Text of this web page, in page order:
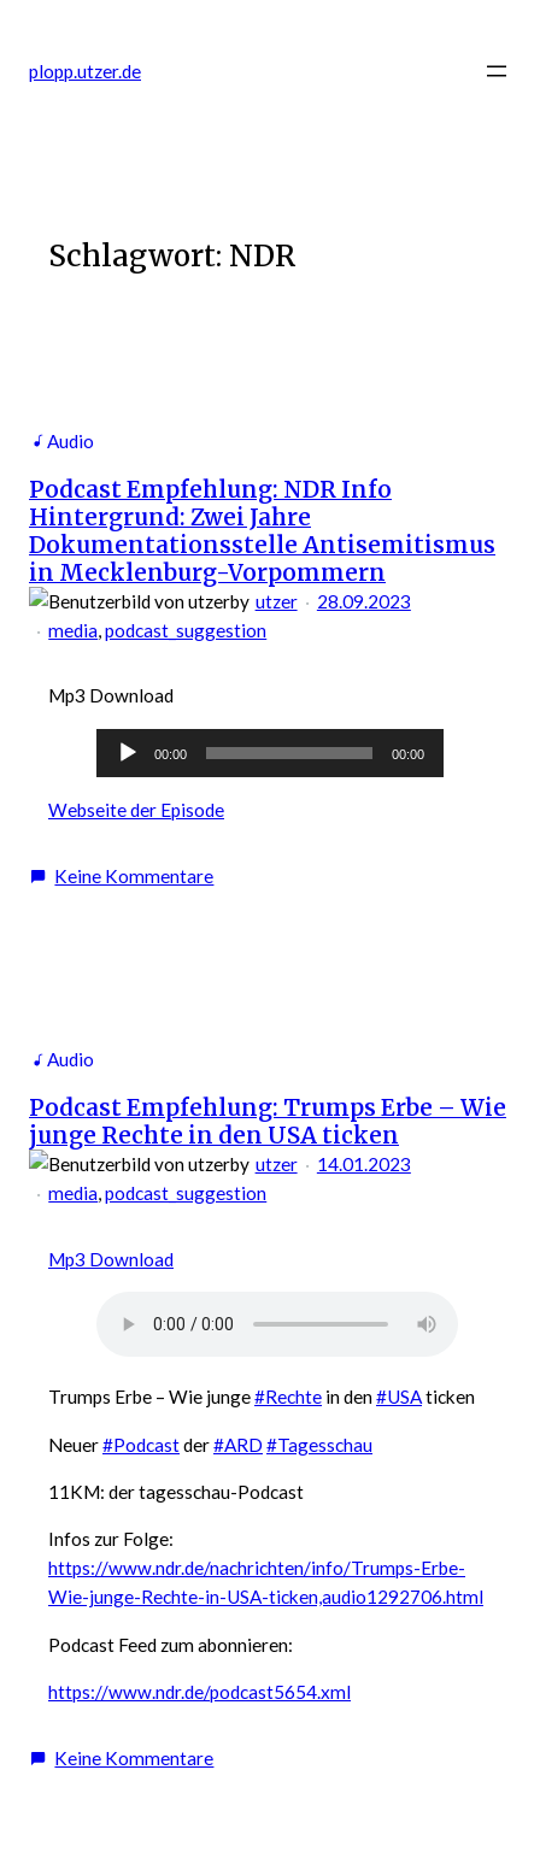
springen
plopp.utzer.de
Schlagwort: NDR
Audio
Podcast Empfehlung: NDR Info
Hintergrund: Zwei Jahre
Dokumentationsstelle Antisemitismus
in Mecklenburg-Vorpommern
by utzer
28.09.2023
media, podcast_suggestion
Mp3 Download
Audio-
00:00 00:00
Webseite der Episode
Keine Kommentarezu
Dokumentationsstelle
Antisemitismus
in
Mecklenburg-
Audio
Podcast Empfehlung: Trumps Erbe – Wie
junge Rechte in den USA ticken
by utzer
14.01.2023
media, podcast_suggestion
Mp3 Download
Trumps Erbe – Wie junge#Rechte in den#USAticken
Neuer#Podcastder#ARD #Tagesschau
11KM: der tagesschau-Podcast
Infos zur Folge:
https://www.ndr.de/nachrichten/info/Trumps-Erbe-
Wie-junge-Rechte-in-USA-ticken,audio1292706.html
Podcast Feed zum abonnieren:
https://www.ndr.de/podcast5654.xml
Keine Kommentarezu